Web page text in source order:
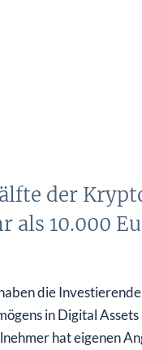
der
als 10.000
die
in Digital
hat eigenen